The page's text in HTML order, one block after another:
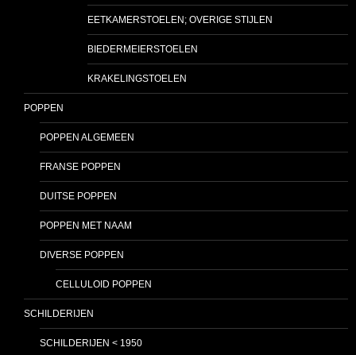
EETKAMERSTOELEN; OVERIGE STIJLEN
BIEDERMEIERSTOELEN
KRAKELINGSTOELEN
POPPEN
POPPEN ALGEMEEN
FRANSE POPPEN
DUITSE POPPEN
POPPEN MET NAAM
DIVERSE POPPEN
CELLULOID POPPEN
SCHILDERIJEN
SCHILDERIJEN < 1950